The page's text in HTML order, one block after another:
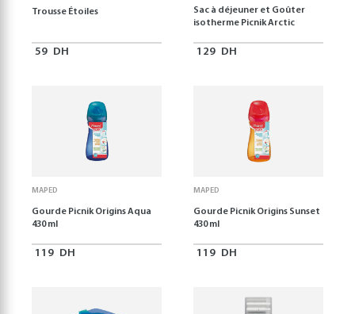
Trousse Étoiles
59 DH
Sac à déjeuner et Goûter
isotherme Picnik Arctic
129 DH
MAPED
Gourde Picnik Origins Aqua
430 ml
119 DH
MAPED
Gourde Picnik Origins Sunset
430 ml
119 DH